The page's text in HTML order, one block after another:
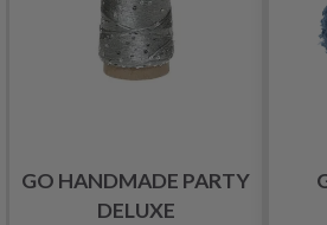
GO HANDMADE PARTY
DELUXE